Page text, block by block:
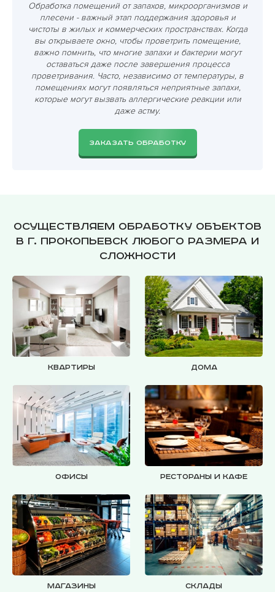
Обработка помещений от запахов, микроорганизмов и
плесени - важный этап поддержания здоровья и
чистоты в жилых и коммерческих пространствах. Когда
вы открываете окно, чтобы проветрить помещение,
важно помнить, что многие запахи и бактерии могут
оставаться даже после завершения процесса
проветривания. Часто, независимо от температуры, в
помещениях могут появляться неприятные запахи,
которые могут вызвать аллергические реакции или
даже астму.
ЗАКАЗАТЬ ОБРАБОТКУ
Осуществляем обработку объектов
в г. Прокопьевск любого размера и
сложности
Квартиры Дома
Офисы Рестораны и кафе
Магазины Склады